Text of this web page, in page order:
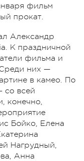
фильм
прокат.
Александр
К праздничной
фильма и
них —
в камео. По
со всей
конечно,
Бойко, Елена
Нагрудный,
Анна